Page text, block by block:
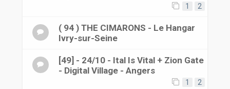
1 2
( 94 ) THE CIMARONS - Le Hangar
Ivry-sur-Seine
[49] - 24/10 - Ital Is Vital + Zion Gate
- Digital Village - Angers
1 2